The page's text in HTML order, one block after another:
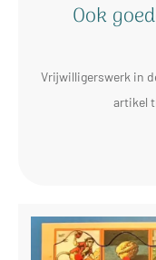
Ook
Vrijwilligerswerk in
artikel